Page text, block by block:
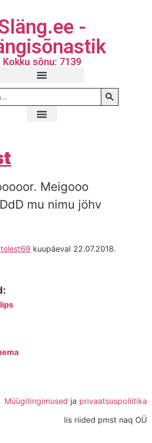
-
Kokku sõnu: 7139
Search
Meigooo
mu nimu jöhv
kuupäeval 22.07.2018.
Müügitingimused ja privaatsuspoliitika
lis riided pmst naq OÜ